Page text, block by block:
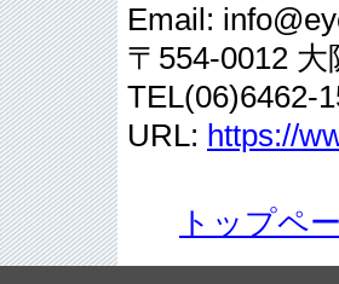
Email:
〒554-0012
TEL(06)6462-
URL: https://
トップペ